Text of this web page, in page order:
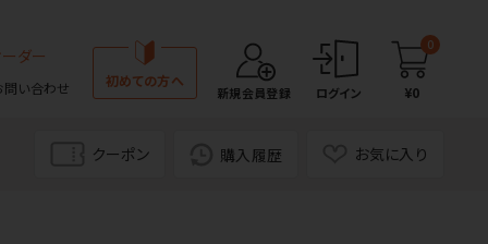
ダー
問い合わせ 初めての方へ
新規会員登録 ログイン
0
¥0
クーポン 購入履歴 お気に入り